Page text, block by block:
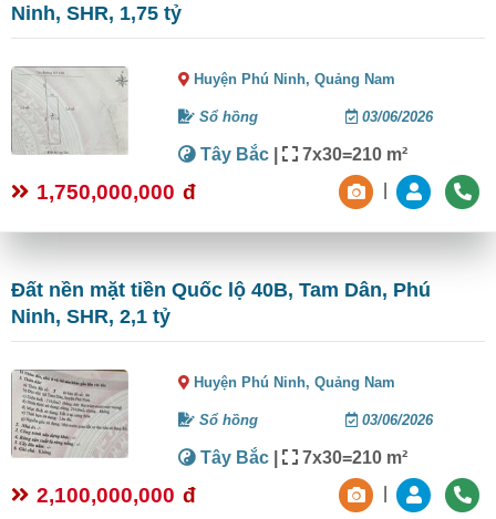
Ninh, SHR, 1,75 tỷ
Huyện Phú Ninh,Quảng Nam
Sổ hồng 03/06/2026
Tây Bắc | 7x30=210 m²
1,750,000,000 đ
Đất nền mặt tiền Quốc lộ 40B, Tam Dân, Phú
Ninh, SHR, 2,1 tỷ
Huyện Phú Ninh,Quảng Nam
Sổ hồng 03/06/2026
Tây Bắc | 7x30=210 m²
2,100,000,000 đ